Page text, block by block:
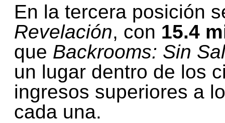
En la tercera posición
Revelación, con 15.4
que Backrooms: Sin
un lugar dentro de los
ingresos superiores a
cada una.